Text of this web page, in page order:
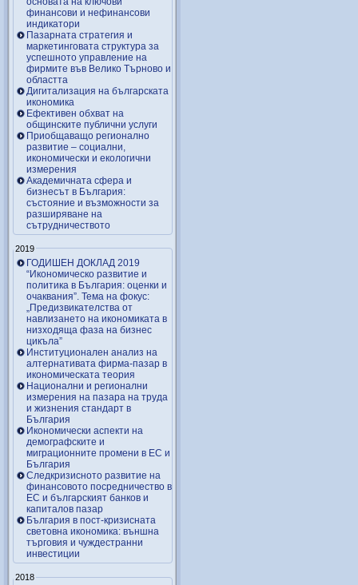
финансови и нефинансови
индикатори
Пазарната стратегия и
маркетинговата структура за
успешното управление на
фирмите във Велико Търново и
областта
Дигитализация на българската
икономика
Ефективен обхват на
общинските публични услуги
Приобщаващо регионално
развитие – социални,
икономически и екологични
измерения
Академичната сфера и
бизнесът в България:
състояние и възможности за
разширяване на
сътрудничеството
2019
ГОДИШЕН ДОКЛАД 2019
“Икономическо развитие и
политика в България: оценки и
очаквания”. Тема на фокус:
„Предизвикателства от
навлизането на икономиката в
низходяща фаза на бизнес
цикъла”
Институционален анализ на
алтернативата фирма-пазар в
икономическата теория
Национални и регионални
измерения на пазара на труда
и жизнения стандарт в
България
Икономически аспекти на
демографските и
миграционните промени в ЕС и
България
Следкризисното развитие на
финансовото посредничество в
ЕС и българският банков и
капиталов пазар
България в пост-кризисната
световна икономика: външна
търговия и чуждестранни
инвестиции
2018